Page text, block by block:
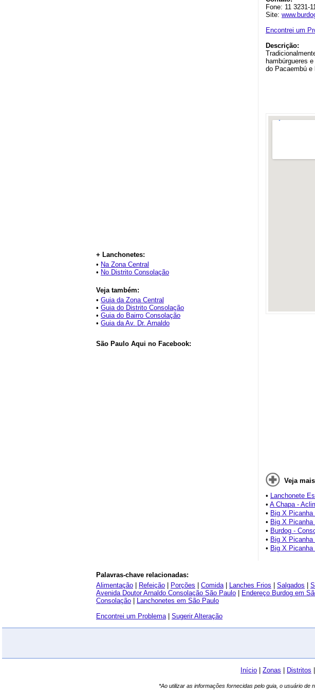
+ Lanchonetes:
• Na Zona Central
• No Distrito Consolação
Veja também:
• Guia da Zona Central
• Guia do Distrito Consolação
• Guia do Bairro Consolação
• Guia da Av. Dr. Arnaldo
São Paulo Aqui no Facebook:
Fone: 11 3231-
Site:
Encontrei um
Descrição:
hambúrgueres
do Pacaembú e
Veja
• Lanchonete
• A Chapa -
• Big X
• Big X
• Burdog -
• Big X
• Big X
Palavras-chave relacionadas:
Alimentação
Refeição Porções Comida| Lanches Frios Salgados
Avenida Doutor Arnaldo Consolação São Paulo
Endereço Burdog em
Consolação
Lanchonetes em São Paulo
Encontrei um Problema| Sugerir Alteração
Início Zonas Distritos
*Ao utilizar as informações fornecidas pelo guia, o usuário